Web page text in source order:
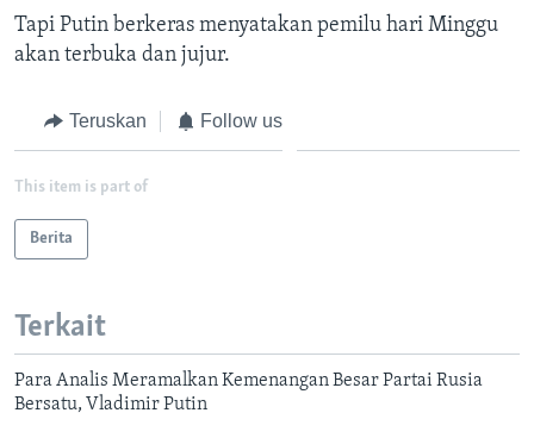
Tapi Putin berkeras menyatakan pemilu hari Minggu
akan terbuka dan jujur.
Teruskan Follow us
This item is part of
Berita
Terkait
Para Analis Meramalkan Kemenangan Besar Partai Rusia
Bersatu, Vladimir Putin